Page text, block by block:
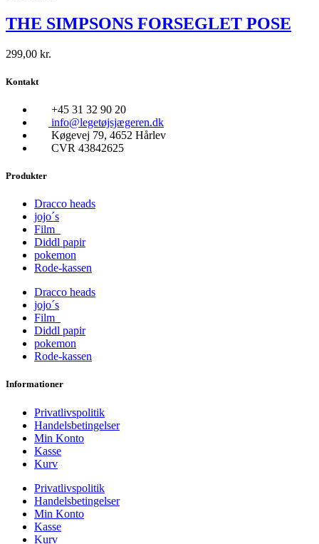
THE SIMPSONS FORSEGLET POSE
299,00 kr.
Kontakt
+45 31 32 90 20
info@legetøjsjægeren.dk
Køgevej 79, 4652 Hårlev
CVR 43842625
Produkter
Dracco heads
jojo´s
Film
Diddl papir
pokemon
Rode-kassen
Dracco heads
jojo´s
Film
Diddl papir
pokemon
Rode-kassen
Informationer
Privatlivspolitik
Handelsbetingelser
Min Konto
Kasse
Kurv
Privatlivspolitik
Handelsbetingelser
Min Konto
Kasse
Kurv